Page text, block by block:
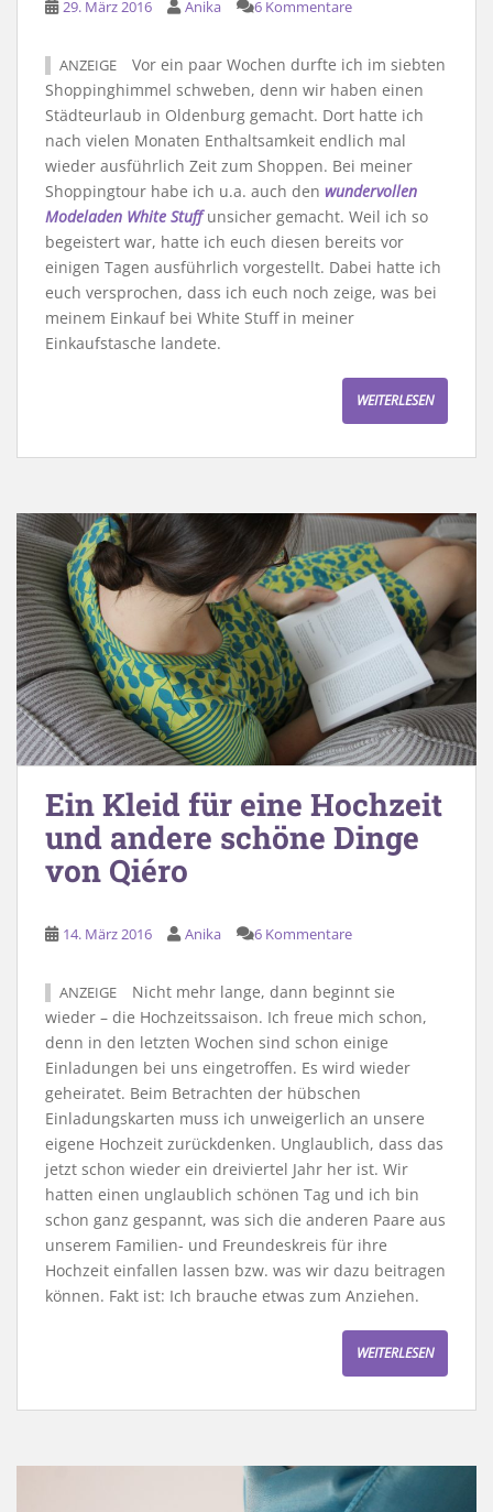
29. März 2016 Anika 6 Kommentare
ANZEIGE
Vor ein paar Wochen durfte ich im siebten
Shoppinghimmel schweben, denn wir haben einen
Städteurlaub in Oldenburg gemacht. Dort hatte ich
nach vielen Monaten Enthaltsamkeit endlich mal
wieder ausführlich Zeit zum Shoppen. Bei meiner
Shoppingtour habe ich u.a. auch den wundervollen
Modeladen White Stuffunsicher gemacht. Weil ich so
begeistert war, hatte ich euch diesen bereits vor
einigen Tagen ausführlich vorgestellt. Dabei hatte ich
euch versprochen, dass ich euch noch zeige, was bei
meinem Einkauf bei White Stuff in meiner
Einkaufstasche landete.
WEITERLESEN
Ein Kleid für eine Hochzeit
und andere schöne Dinge
von Qiéro
14. März 2016 Anika 6 Kommentare
ANZEIGE
Nicht mehr lange, dann beginnt sie
wieder – die Hochzeitssaison. Ich freue mich schon,
denn in den letzten Wochen sind schon einige
Einladungen bei uns eingetroffen. Es wird wieder
geheiratet. Beim Betrachten der hübschen
Einladungskarten muss ich unweigerlich an unsere
eigene Hochzeit zurückdenken. Unglaublich, dass das
jetzt schon wieder ein dreiviertel Jahr her ist. Wir
hatten einen unglaublich schönen Tag und ich bin
schon ganz gespannt, was sich die anderen Paare aus
unserem Familien- und Freundeskreis für ihre
Hochzeit einfallen lassen bzw. was wir dazu beitragen
können. Fakt ist: Ich brauche etwas zum Anziehen.
WEITERLESEN